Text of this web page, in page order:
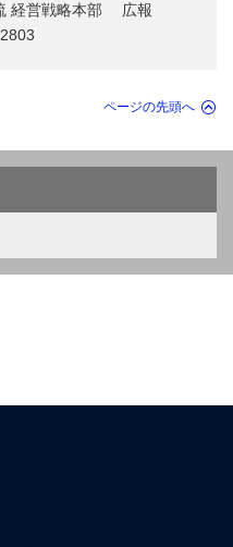
経営戦略本部 広報
ページの先頭へ